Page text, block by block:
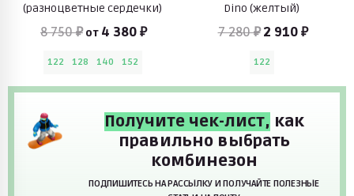
(разноцветные сердечки)
8 750 ₽ от 4 380 ₽
122 128 140 152
Dino (желтый)
7 280 ₽ 2 910 ₽
122
Получите чек-лист, как
правильно выбрать
комбинезон
ПОДПИШИТЕСЬ НА РАССЫЛКУ И ПОЛУЧАЙТЕ ПОЛЕЗНЫЕ